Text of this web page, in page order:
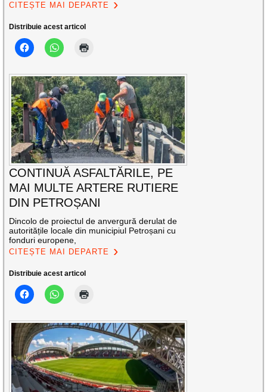
CITEȘTE MAI DEPARTE
Distribuie acest articol
CONTINUĂ ASFALTĂRILE, PE
MAI MULTE ARTERE RUTIERE
DIN PETROȘANI
Dincolo de proiectul de anvergură derulat de
autoritățile locale din municipiul Petroșani cu
fonduri europene,
CITEȘTE MAI DEPARTE
Distribuie acest articol